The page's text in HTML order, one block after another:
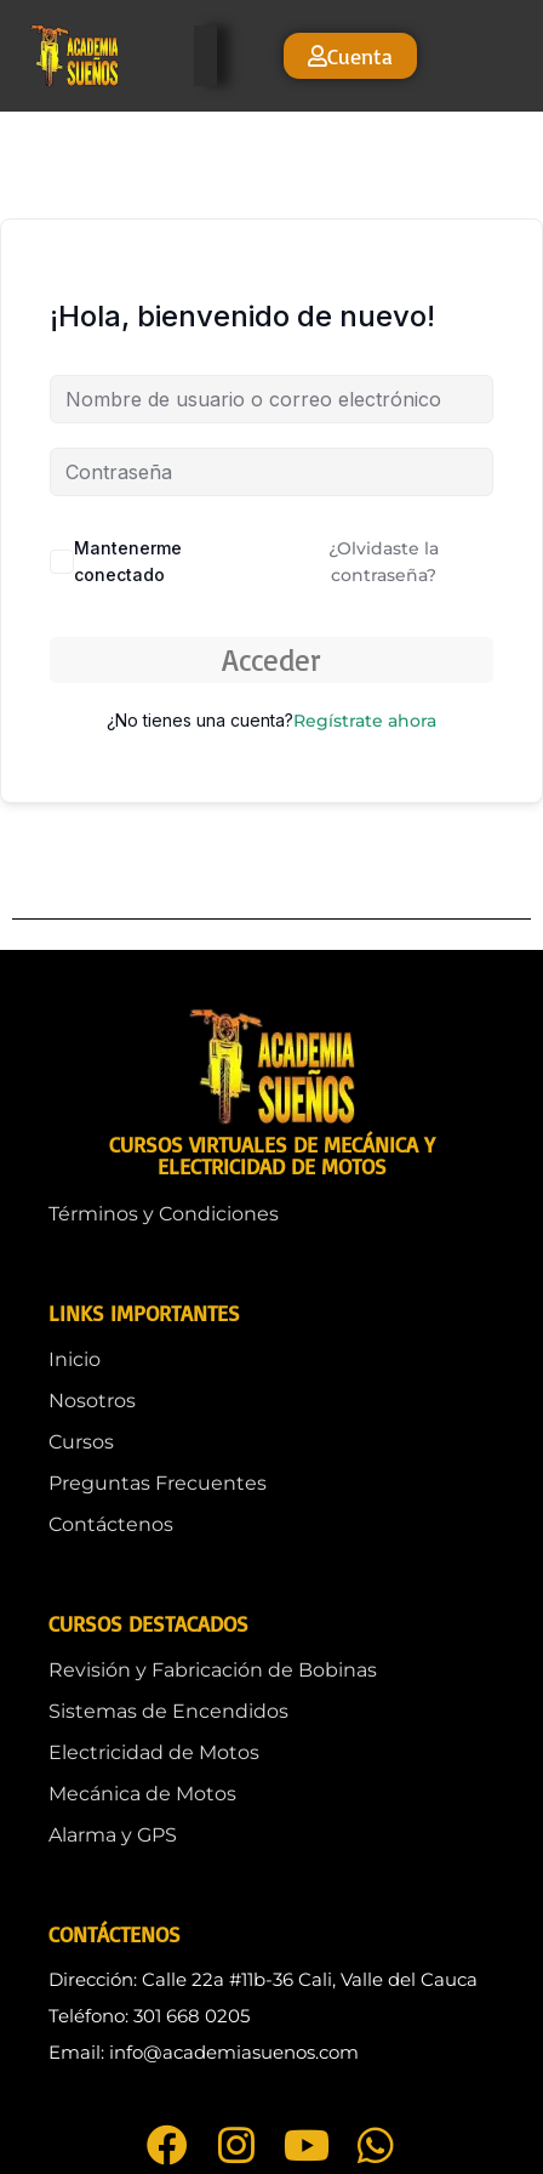
Cuenta
¡Hola, bienvenido de nuevo!
Mantenerme
conectado
¿Olvidaste la
contraseña?
Acceder
¿No tienes una cuenta?Regístrate ahora
CURSOS VIRTUALES DE MECÁNICA Y
ELECTRICIDAD DE MOTOS
Términos y Condiciones
LINKS IMPORTANTES
Inicio
Nosotros
Cursos
Preguntas Frecuentes
Contáctenos
CURSOS DESTACADOS
Revisión y Fabricación de Bobinas
Sistemas de Encendidos
Electricidad de Motos
Mecánica de Motos
Alarma y GPS
CONTÁCTENOS
Dirección: Calle 22a #11b-36 Cali, Valle del Cauca
Teléfono: 301 668 0205
Email: info@academiasuenos.com